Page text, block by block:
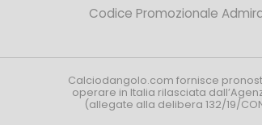
Codice Promozionale
Calciodangolo.com fornisce
operare in Italia rilasciata
(allegate alla delibera 132/19/